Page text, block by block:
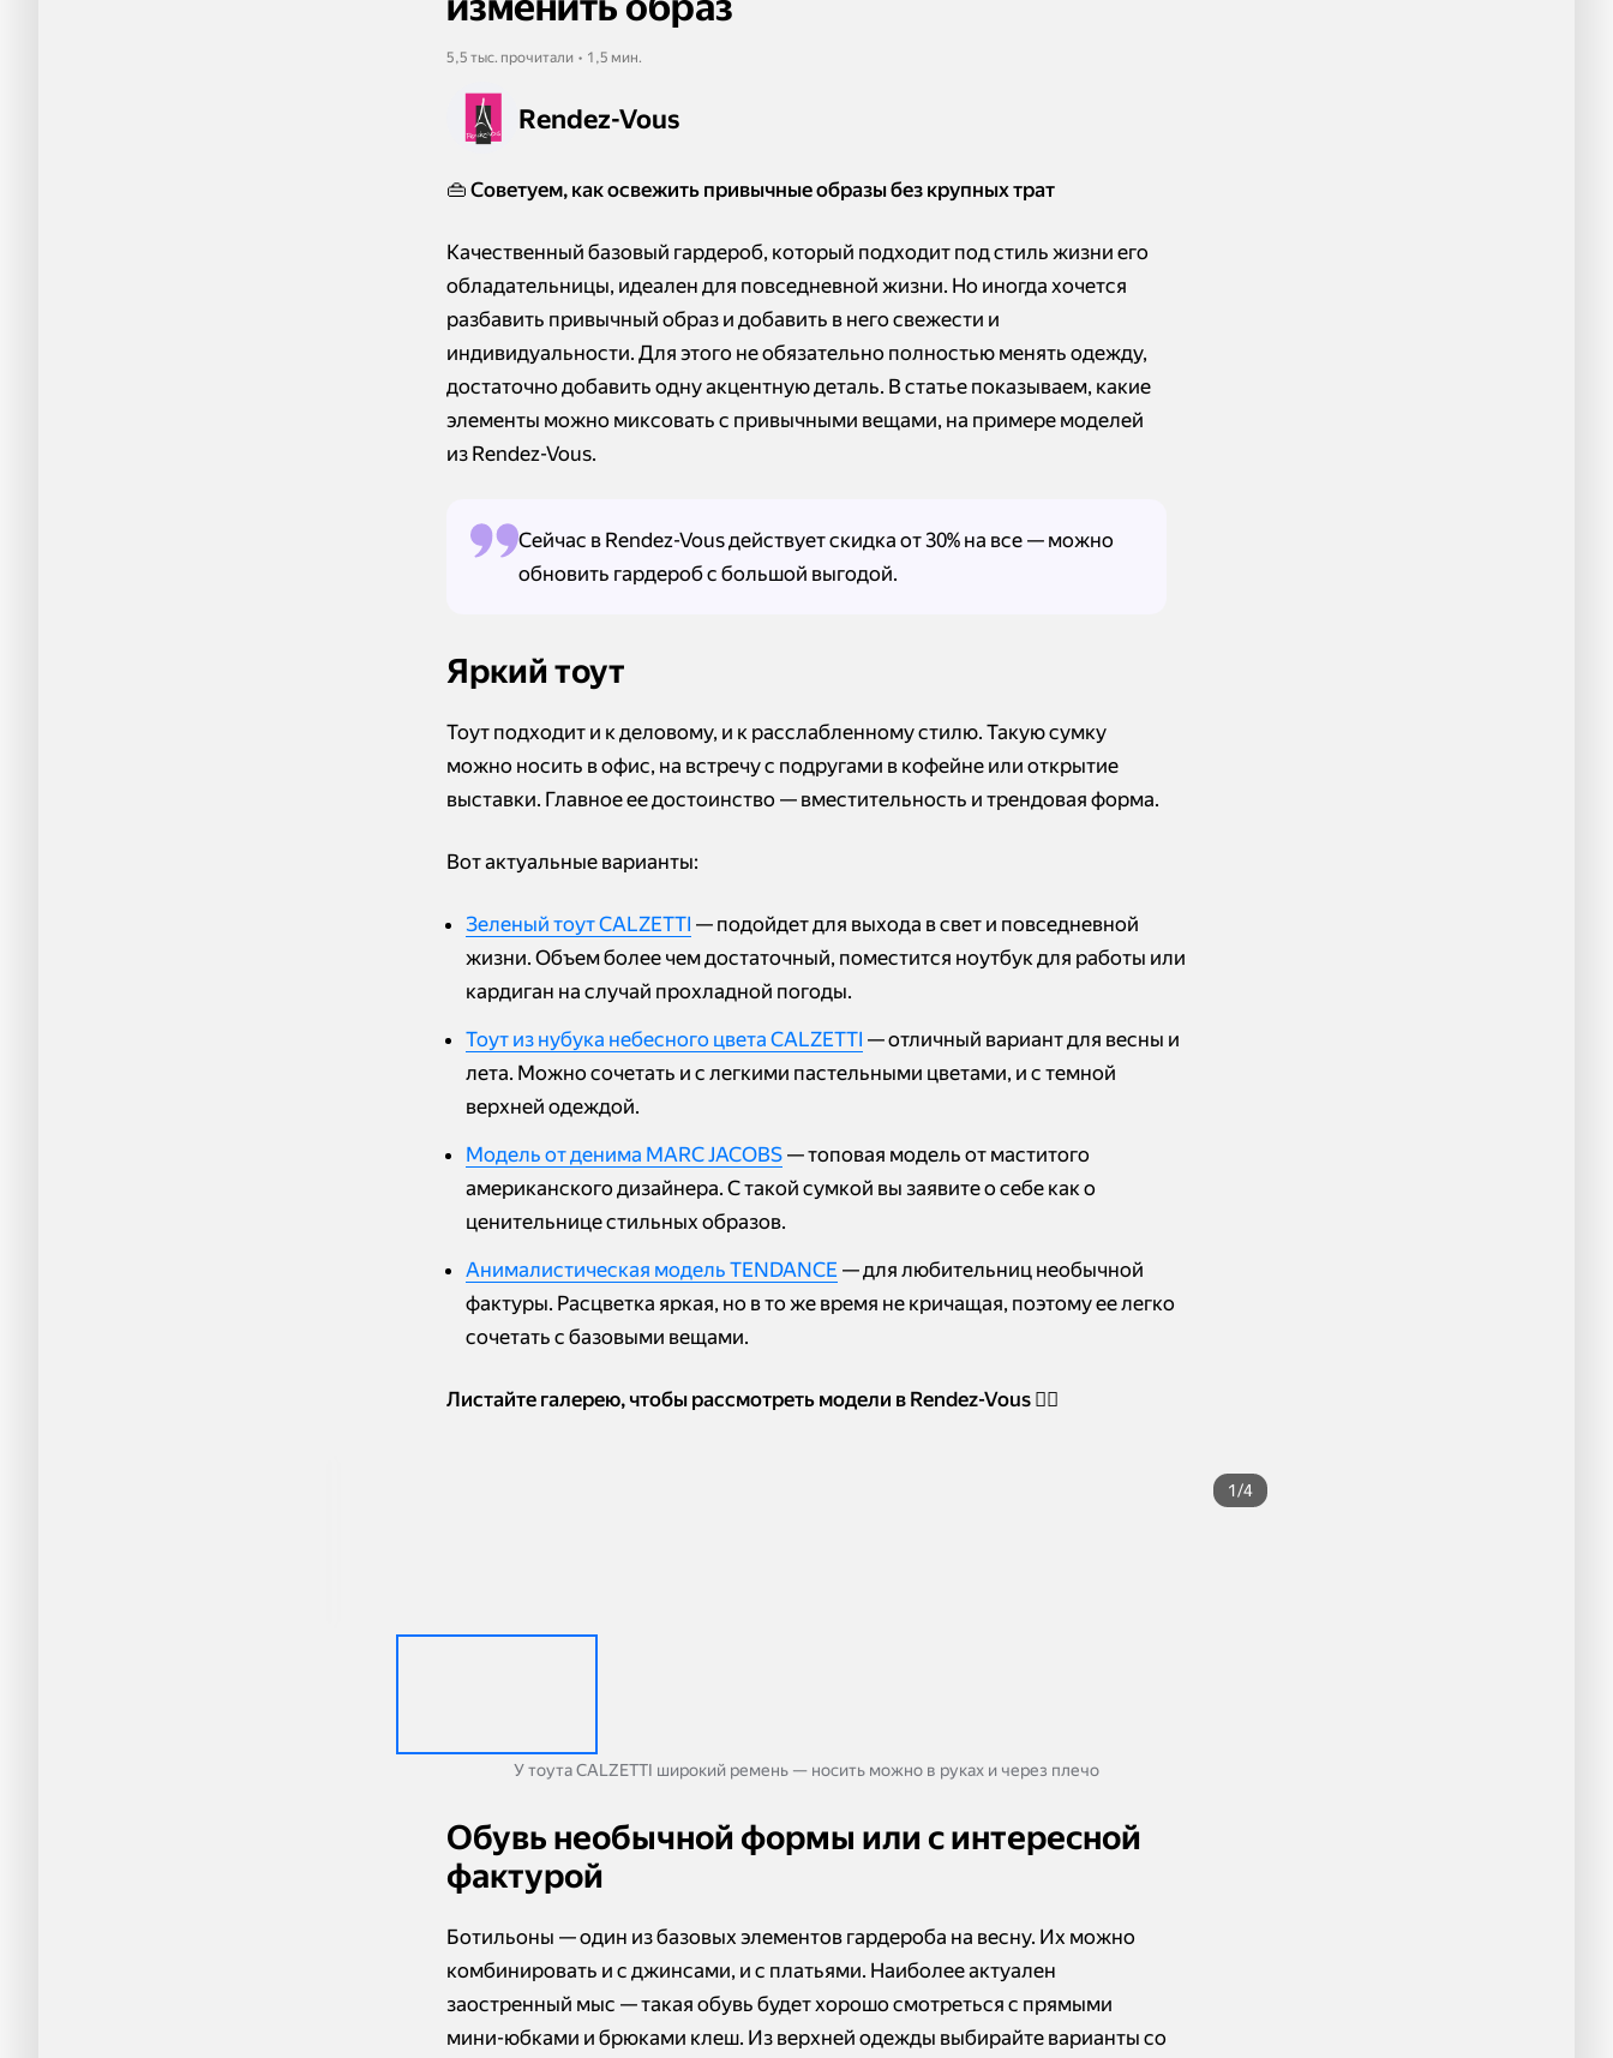
5,5 тыс. прочитали • 1,5 мин.
Rendez-Vous
👜 Советуем, как освежить привычные образы без крупных трат
Качественный базовый гардероб, который подходит под стиль жизни его
обладательницы, идеален для повседневной жизни. Но иногда хочется
разбавить привычный образ и добавить в него свежести и
индивидуальности. Для этого не обязательно полностью менять одежду,
достаточно добавить одну акцентную деталь. В статье показываем, какие
элементы можно миксовать с привычными вещами, на примере моделей
из Rendez-Vous.
Сейчас в Rendez-Vous действует скидка от 30% на все — можно
обновить гардероб с большой выгодой.
Яркий тоут
Тоут подходит и к деловому, и к расслабленному стилю. Такую сумку
можно носить в офис, на встречу с подругами в кофейне или открытие
выставки. Главное ее достоинство — вместительность и трендовая форма.
Вот актуальные варианты:
Зеленый тоут CALZETTI — подойдет для выхода в свет и повседневной
жизни. Объем более чем достаточный, поместится ноутбук для работы или
кардиган на случай прохладной погоды.
Тоут из нубука небесного цвета CALZETTI — отличный вариант для весны и
лета. Можно сочетать и с легкими пастельными цветами, и с темной
верхней одеждой.
Модель от денима MARC JACOBS — топовая модель от маститого
американского дизайнера. С такой сумкой вы заявите о себе как о
ценительнице стильных образов.
Анималистическая модель TENDANCE — для любительниц необычной
фактуры. Расцветка яркая, но в то же время не кричащая, поэтому ее легко
сочетать с базовыми вещами.
Листайте галерею, чтобы рассмотреть модели в Rendez-Vous 👇🏻
1/4
У тоута CALZETTI широкий ремень — носить можно в руках и через плечо
Обувь необычной формы или с интересной
фактурой
Ботильоны — один из базовых элементов гардероба на весну. Их можно
комбинировать и с джинсами, и с платьями. Наиболее актуален
заостренный мыс — такая обувь будет хорошо смотреться с прямыми
мини-юбками и брюками клеш. Из верхней одежды выбирайте варианты со